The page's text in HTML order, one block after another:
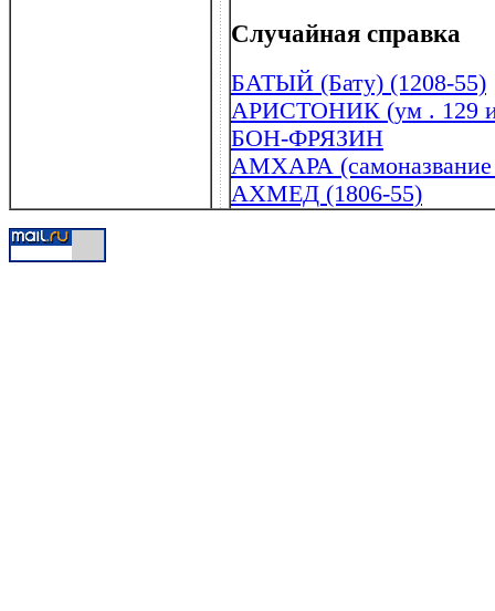
Случайная справка
БАТЫЙ (Бату) (1208-55)
АРИСТОНИК (ум . 129
БОН-ФРЯЗИН
АМХАРА (самоназвание
АХМЕД (1806-55)